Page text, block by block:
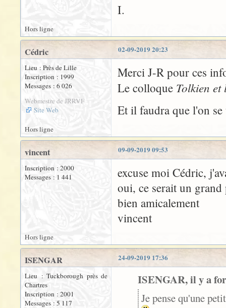
I.
Hors ligne
02-09-2019 20:23
Cédric
Lieu : Près de Lille
Inscription : 1999
Messages : 6 026
Webmestre de JRRVF
Site Web
Merci J-R pour ces
Le colloque Tolkien
Et il faudra que l'on
Hors ligne
09-09-2019 09:53
vincent
Inscription : 2000
Messages : 1 441
excuse moi Cédric,
oui, ce serait un
bien amicalement
vincent
Hors ligne
24-09-2019 17:36
ISENGAR
Lieu : Tuckborough près de
Chartres
Inscription : 2001
Messages : 5 117
ISENGAR, il y a
Je pense qu'une